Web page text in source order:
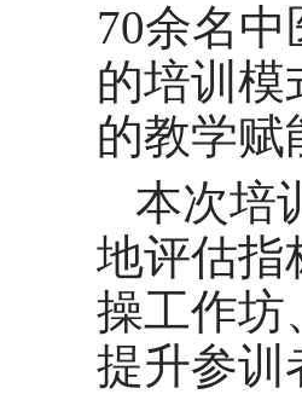
70余名
的培训模
的教学赋
本次培
地评估指
操工作坊
提升参训